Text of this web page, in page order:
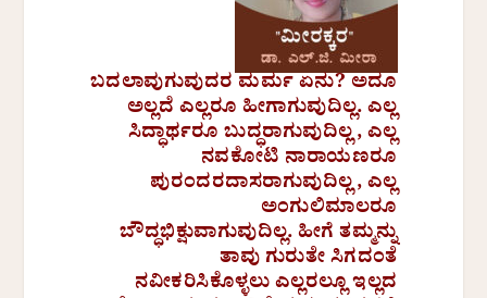
ಬದಲಾವುಗುವುದರ ಮರ್ಮ ಏನು? ಅದೂ
ಅಲ್ಲದೆ ಎಲ್ಲರೂ ಹೀಗಾಗುವುದಿಲ್ಲ. ಎಲ್ಲ
ಸಿದ್ಧಾರ್ಥರೂ ಬುದ್ಧರಾಗುವುದಿಲ್ಲ, ಎಲ್ಲ
ನವಕೋಟಿ ನಾರಾಯಣರೂ
ಪುರಂದರದಾಸರಾಗುವುದಿಲ್ಲ, ಎಲ್ಲ
ಅಂಗುಲಿಮಾಲರೂ
ಬೌದ್ಧಭಿಕ್ಷುವಾಗುವುದಿಲ್ಲ. ಹೀಗೆ ತಮ್ಮನ್ನು
ತಾವು ಗುರುತೇ ಸಿಗದಂತೆ
ನವೀಕರಿಸಿಕೊಳ್ಳಲು ಎಲ್ಲರಲ್ಲೂ ಇಲ್ಲದ